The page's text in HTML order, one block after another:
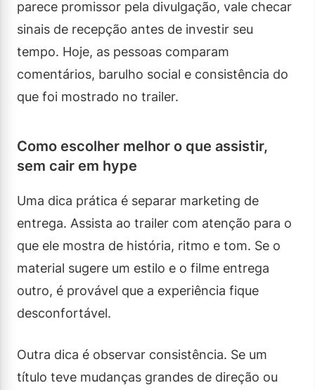
parece promissor pela divulgação, vale checar
sinais de recepção antes de investir seu
tempo. Hoje, as pessoas comparam
comentários, barulho social e consistência do
que foi mostrado no trailer.
Como escolher melhor o que assistir,
sem cair em hype
Uma dica prática é separar marketing de
entrega. Assista ao trailer com atenção para o
que ele mostra de história, ritmo e tom. Se o
material sugere um estilo e o filme entrega
outro, é provável que a experiência fique
desconfortável.
Outra dica é observar consistência. Se um
título teve mudanças grandes de direção ou